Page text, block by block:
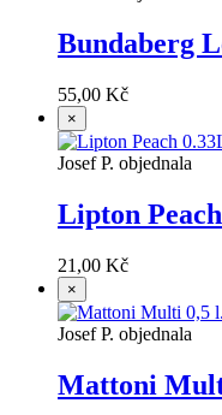
Bundaberg
55,00 Kč
×
Josef P. objednala
Lipton
21,00 Kč
×
Josef P. objednala
Mattoni